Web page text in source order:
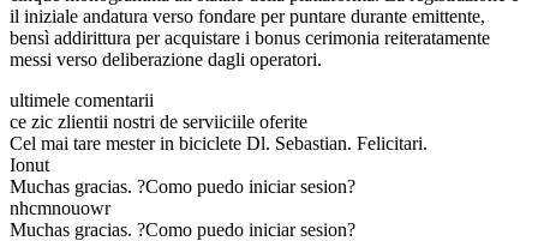
il iniziale andatura verso fondare per puntare durante emittente,
bensì addirittura per acquistare i bonus cerimonia reiteratamente
messi verso deliberazione dagli operatori.
ultimele comentarii
ce zic zlientii nostri de serviiciile oferite
Cel mai tare mester in biciclete Dl. Sebastian. Felicitari.
Ionut
Muchas gracias. ?Como puedo iniciar sesion?
nhcmnouowr
Muchas gracias. ?Como puedo iniciar sesion?